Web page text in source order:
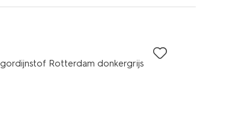
gordijnstof Rotterdam donkergrijs